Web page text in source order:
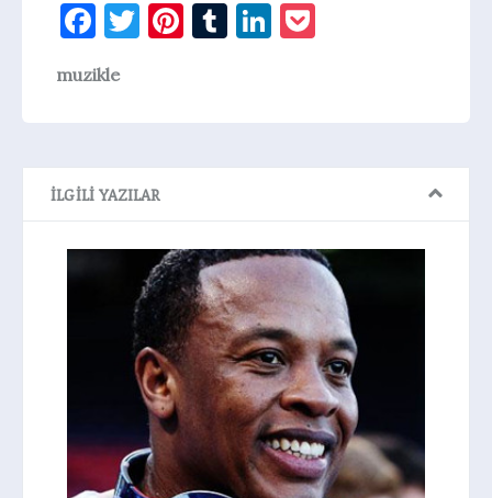
Facebook
TwitterPinterest
TumblrLinkedIn
muzikle
İLGILI YAZILAR
Because the Night: Patti Smith vs
10,000 Maniacs
Cover Savaşları